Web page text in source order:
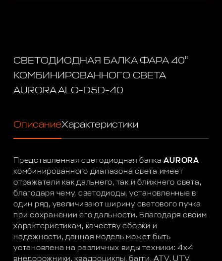
СВЕТОДИОДНАЯ БАЛКА ФАРА 40"
КОМБИНИРОВАННОГО СВЕТА
AURORA ALO-D5D-40
ОписаниеХарактеристики
Представленная светодиодная балкаAURORA
комбинированного диапазона света имеет
отражатели как дальнего, так и ближнего света,
благодаря чему, светодиоды, установленные в
один ряд, увеличивают ширину светового пучка
при сохранении его дальности. Благодаря своим
характеристикам, качеству сборки и
надежности, данная модель может быть
установлена на различных виды техники: 4x4
внедорожники, квадроциклы, багги, ATV, UTV,